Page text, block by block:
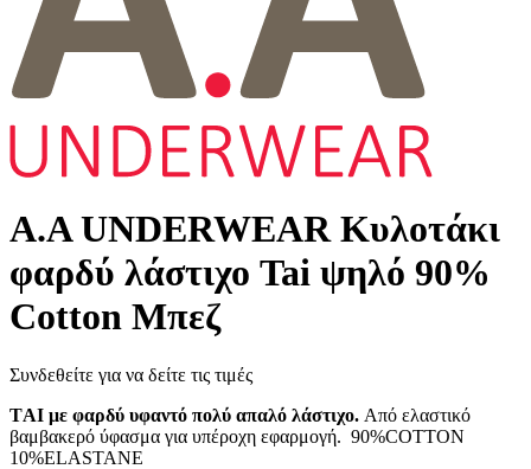
A.A UNDERWEAR Κυλοτάκι
φαρδύ λάστιχο Tai ψηλό 90%
Cotton Μπεζ
Συνδεθείτε για να δείτε τις τιμές
TΑΙ με φαρδύ υφαντό πολύ απαλό λάστιχο. Από ελαστικό
βαμβακερό ύφασμα για υπέροχη εφαρμογή. 90%COTTON
10%ELASTANE